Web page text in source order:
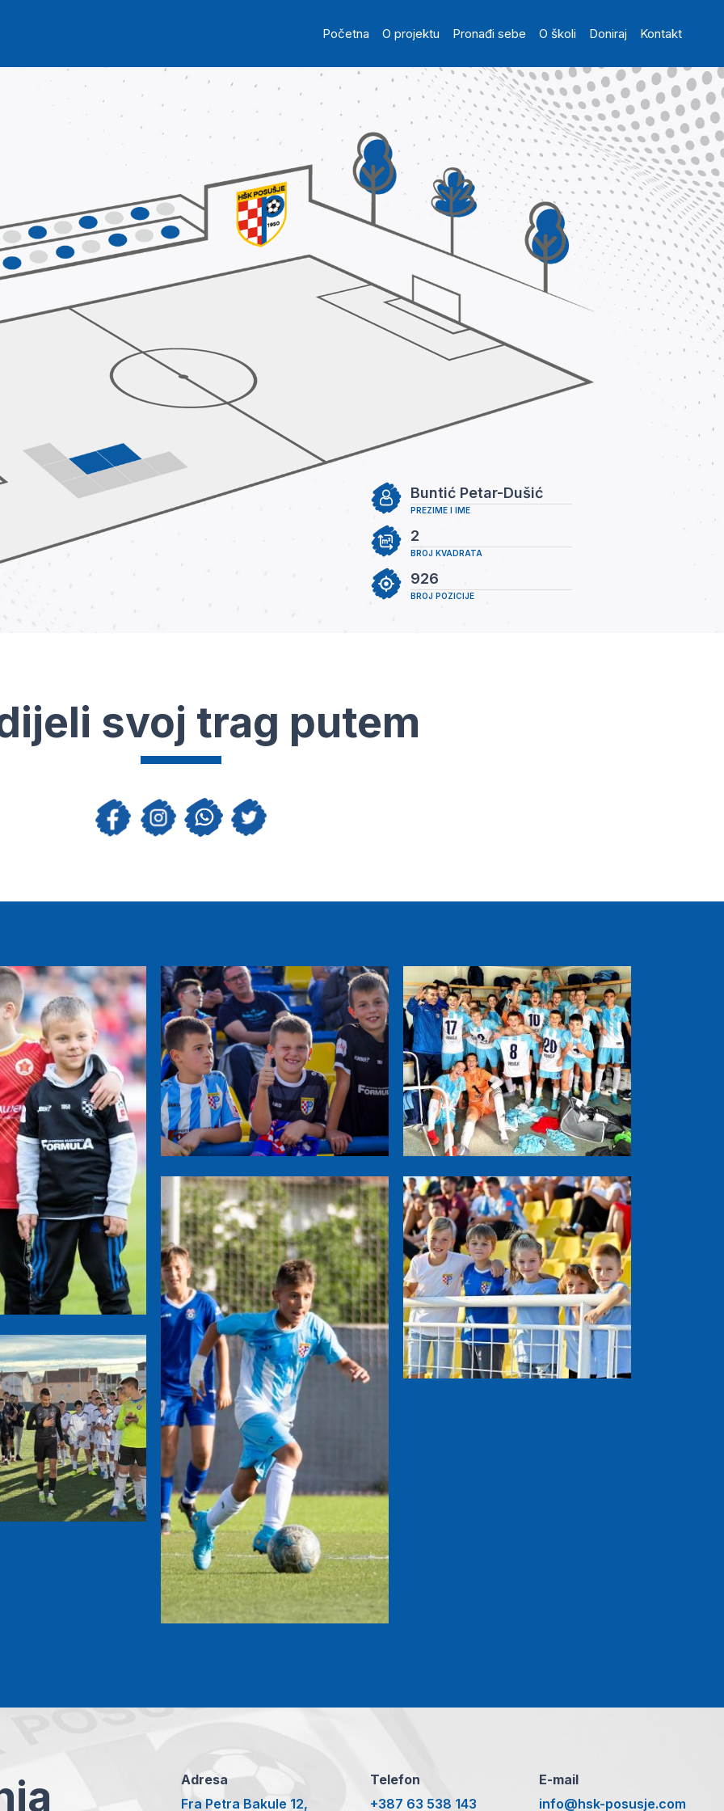
Main navigation
Početna O projektu Pronađi sebe O školi Doniraj Kontakt
PREZIME I IME
Buntić Petar-Dušić
BROJ KVADRATA
2
BROJ POZICIJE
926
svoj trag putem
Adresa
Fra Petra Bakule 12,
Telefon
+387 63 538 143
E-mail
info@hsk-posusje.com